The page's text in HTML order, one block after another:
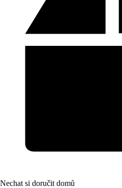
Nechat si doručit domů